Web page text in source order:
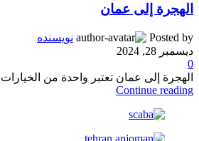
الهجرة إلى عمان
Posted by
نویسنده
ديسمبر 28, 2024
0
الهجرة إلى عمان تعتبر واحدة من
Continue reading